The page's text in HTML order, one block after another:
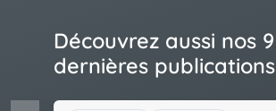
Découvrez aussi nos 9
dernières publications